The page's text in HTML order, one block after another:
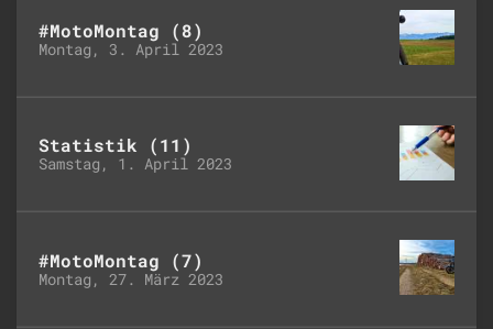
#MotoMontag (8)
Montag, 3. April 2023
Statistik (11)
Samstag, 1. April 2023
#MotoMontag (7)
Montag, 27. März 2023